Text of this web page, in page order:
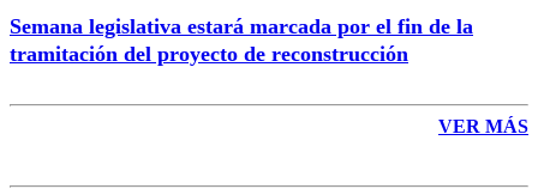
Semana legislativa estará marcada por el fin de la
tramitación del proyecto de reconstrucción
VER MÁS